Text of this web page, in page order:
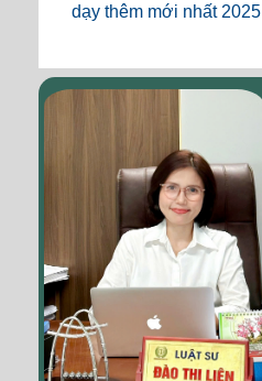
dạy thêm mới nhất 2025